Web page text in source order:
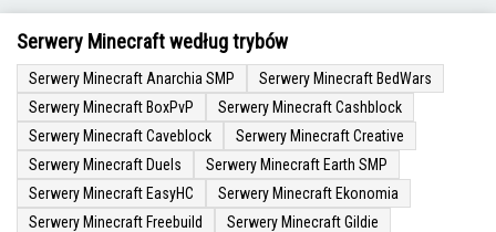
Serwery Minecraft według trybów
Serwery Minecraft Anarchia SMP
Serwery Minecraft BedWars
Serwery Minecraft BoxPvP
Serwery Minecraft Cashblock
Serwery Minecraft Caveblock
Serwery Minecraft Creative
Serwery Minecraft Duels
Serwery Minecraft Earth SMP
Serwery Minecraft EasyHC
Serwery Minecraft Ekonomia
Serwery Minecraft Freebuild
Serwery Minecraft Gildie